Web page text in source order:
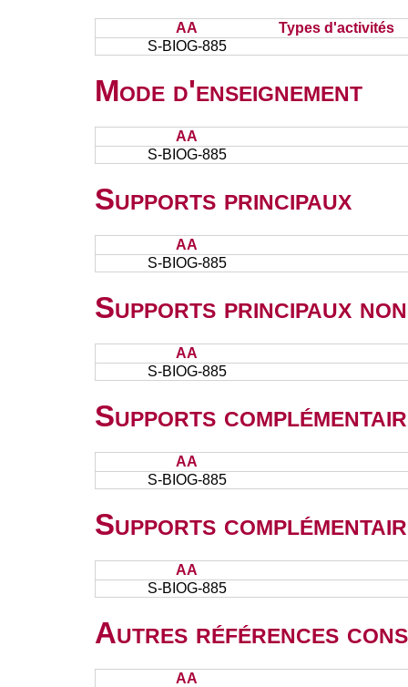
AA
Types d'activités
S-BIOG-885
Mode d'enseignement
AA
S-BIOG-885
Supports principaux
AA
S-BIOG-885
Supports principaux
AA
S-BIOG-885
Supports
AA
S-BIOG-885
Supports
AA
S-BIOG-885
Autres références
AA